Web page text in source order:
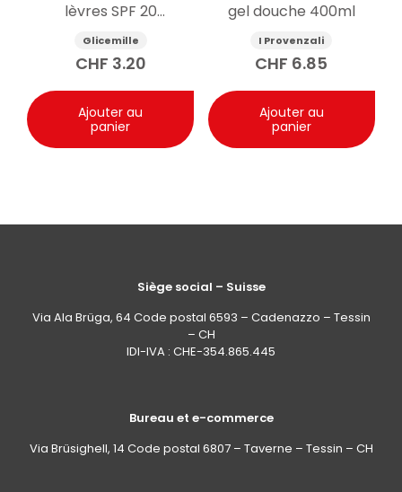
lèvres SPF 20
protecteur 5.5g
Glicemille
CHF 3.20
Ajouter au
panier
gel douche 400ml
I Provenzali
CHF 6.85
Ajouter au
panier
Siège social – Suisse
Via Ala Brüga, 64 Code postal 6593 – Cadenazzo – Tessin
– CH
IDI-IVA : CHE-354.865.445
Bureau et e-commerce
Via Brüsighell, 14 Code postal 6807 – Taverne – Tessin – CH